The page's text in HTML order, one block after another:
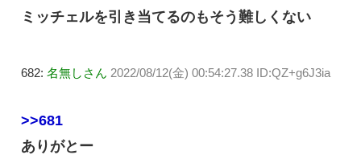
ミッチェルを引き当てるのもそう難しくない
682: 名無しさん 2022/08/12(金) 00:54:27.38 ID:QZ+g6J3ia
>>681
ありがとー